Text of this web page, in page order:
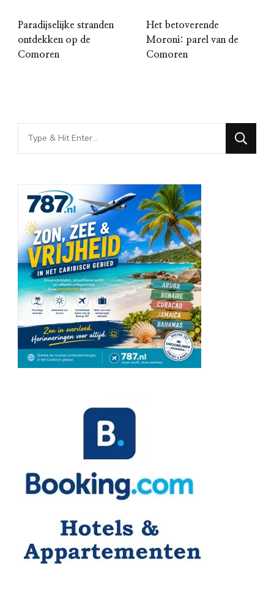
Paradijselijke stranden
ontdekken op de
Comoren
Het betoverende
Moroni: parel van de
Comoren
Looking
for